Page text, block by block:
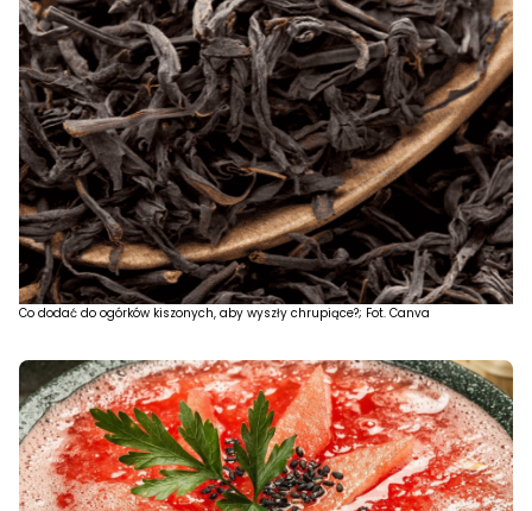
Co dodać do ogórków kiszonych, aby wyszły chrupiące?; Fot. Canva